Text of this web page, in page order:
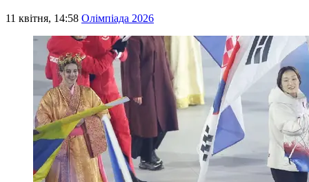
11 квітня, 14:58 Олімпіада 2026